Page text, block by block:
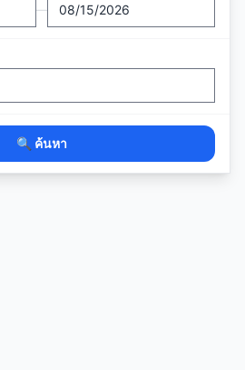
—
🔍 ค้นหา